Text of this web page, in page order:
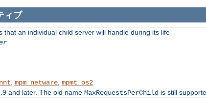
ィブ
that an individual child server will handle during its life
mpm_netware, mpmt_os2
and later. The old name MaxRequestsPerChildis still